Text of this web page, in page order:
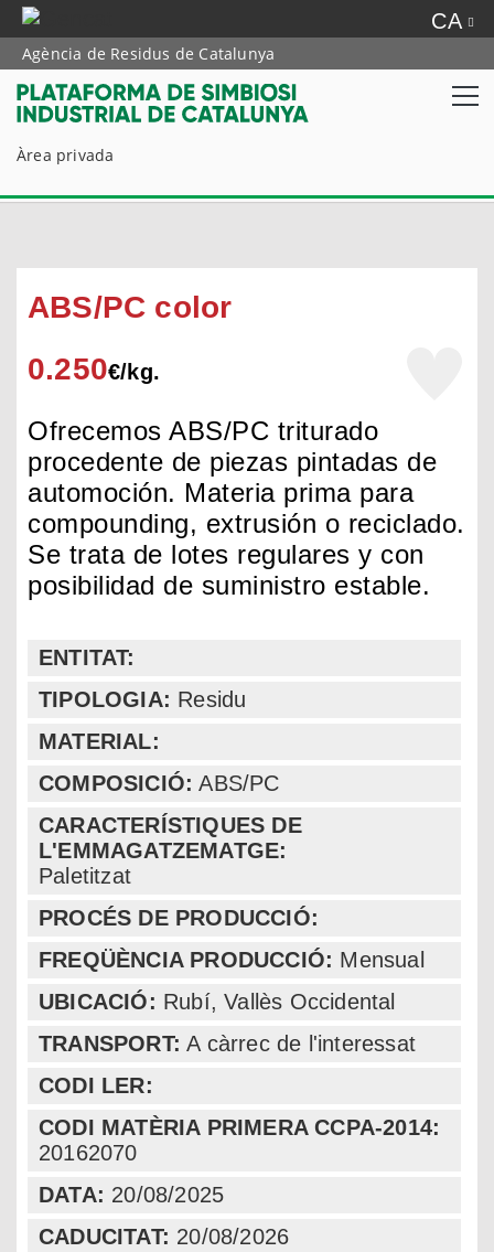
CA
Agència de Residus de Catalunya
Àrea privada
ABS/PC color
0.250€/kg.
Ofrecemos ABS/PC triturado
procedente de piezas pintadas de
automoción. Materia prima para
compounding, extrusión o reciclado.
Se trata de lotes regulares y con
posibilidad de suministro estable.
ENTITAT:
TIPOLOGIA: Residu
MATERIAL:
COMPOSICIÓ: ABS/PC
CARACTERÍSTIQUES DE
L'EMMAGATZEMATGE:
Paletitzat
PROCÉS DE PRODUCCIÓ:
FREQÜÈNCIA PRODUCCIÓ: Mensual
UBICACIÓ: Rubí,Vallès Occidental
TRANSPORT: A càrrec de l'interessat
CODI LER:
CODI MATÈRIA PRIMERA CCPA-2014:
20162070
DATA: 20/08/2025
CADUCITAT: 20/08/2026